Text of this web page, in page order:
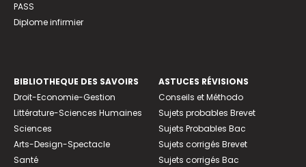
PASS
Diplome infirmier
BIBLIOTHEQUE DES SAVOIRS
Droit-Economie-Gestion
Littérature-Sciences Humaines
Sciences
Arts-Design-Spectacle
Santé
ASTUCES RÉVISIONS
Conseils et Méthodo
Sujets probables Brevet
Sujets Probables Bac
Sujets corrigés Brevet
Sujets corrigés Bac